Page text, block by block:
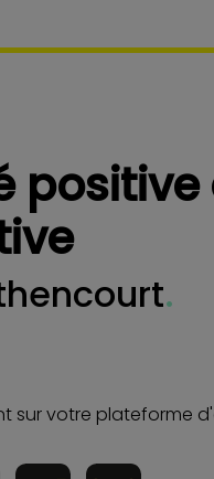
.
sur votre plateforme